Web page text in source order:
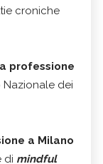
croniche
professione
dei
a Milano
di mindful